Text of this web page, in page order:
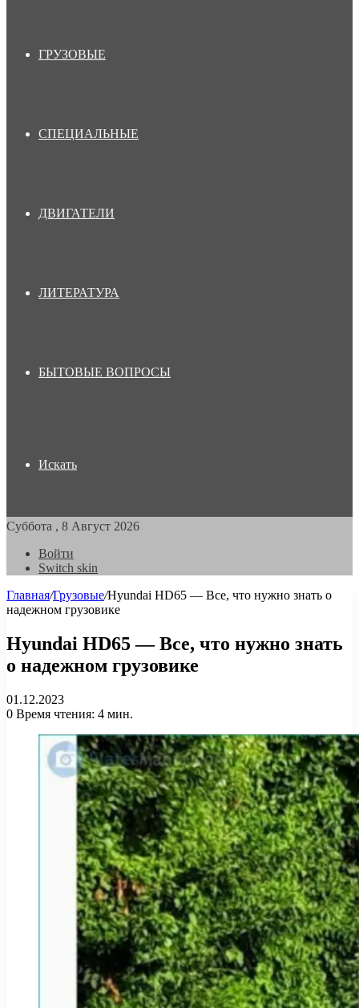
ГРУЗОВЫЕ
СПЕЦИАЛЬНЫЕ
ДВИГАТЕЛИ
ЛИТЕРАТУРА
БЫТОВЫЕ ВОПРОСЫ
Искать
Суббота , 8 Август 2026
Войти
Switch skin
Главная/Грузовые/Hyundai HD65 — Все, что нужно знать о
надежном грузовике
Hyundai HD65 — Все, что нужно знать
о надежном грузовике
01.12.2023
0 Время чтения: 4 мин.